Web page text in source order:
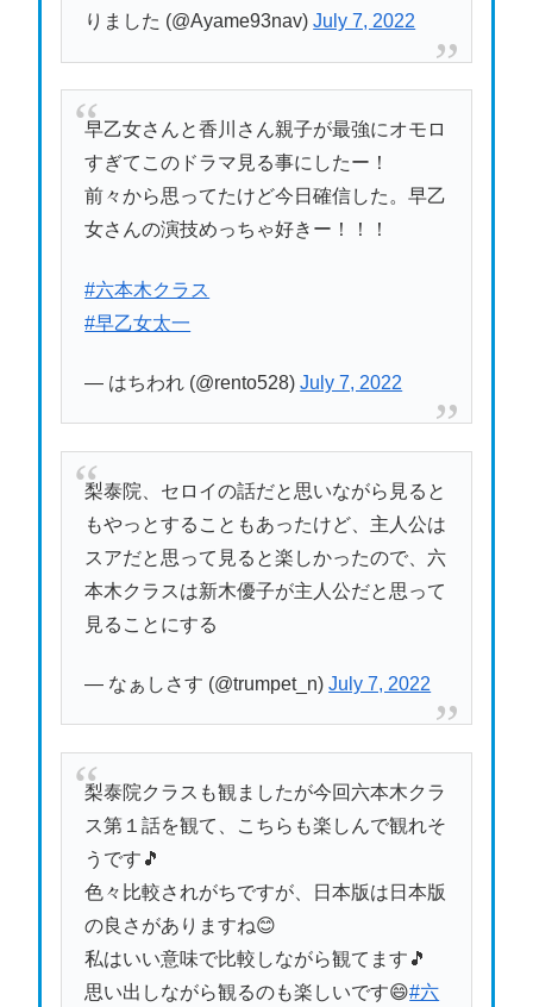
りました (@Ayame93nav)July 7, 2022
早乙女さんと香川さん親子が最強にオモロ
すぎてこのドラマ見る事にしたー！
前々から思ってたけど今日確信した。早乙
女さんの演技めっちゃ好きー！！！
#六本木クラス
#早乙女太一
— はちわれ (@rento528)July 7, 2022
梨泰院、セロイの話だと思いながら見ると
もやっとすることもあったけど、主人公は
スアだと思って見ると楽しかったので、六
本木クラスは新木優子が主人公だと思って
見ることにする
— なぁしさす (@trumpet_n)July 7, 2022
梨泰院クラスも観ましたが今回六本木クラ
ス第１話を観て、こちらも楽しんで観れそ
うです🎵
色々比較されがちですが、日本版は日本版
の良さがありますね😊
私はいい意味で比較しながら観てます🎵
思い出しながら観るのも楽しいです😄#六